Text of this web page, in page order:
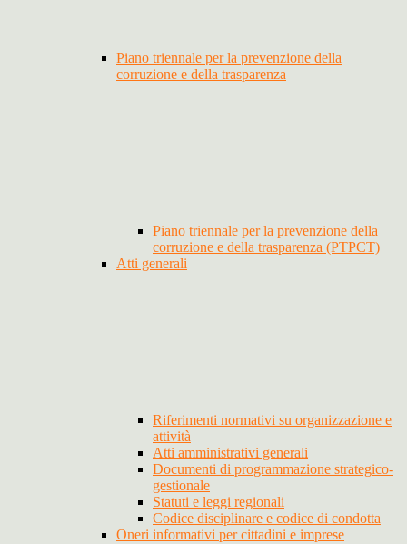
Piano triennale per la prevenzione della
corruzione e della trasparenza
Piano triennale per la prevenzione della
corruzione e della trasparenza (PTPCT)
Atti generali
Riferimenti normativi su organizzazione e
attività
Atti amministrativi generali
Documenti di programmazione strategico-
gestionale
Statuti e leggi regionali
Codice disciplinare e codice di condotta
Oneri informativi per cittadini e imprese